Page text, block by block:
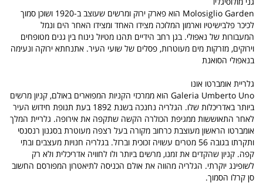
Molosiglio Garden הוא פארק ירוק ומרשים שעוצב ב-1920 ושוכן סמוך
לכיכר פלבישיטיו וארמון המלוכה מצידו האחד ומצידו האחר הים ונמל
המעבורות של נאפולי. בגן רחב הידיים תהנו מטיול נינוח בין גנים מטופחים
וירוקים, מזרקות מים מעוטרות, פסלים של שועי העיר. אתנחתא ירוקה ונעימה
בנאפולי הסואנת
גלריית אומברטו אונו
Galeria Umberto Uno הוא ממרכזי הקניות המפוארים באולם, קניון מרשים
ביותר באדריכלות שלו. הגלריה נחנכה בשנת 1892 בעת תנופת חידוש העיר
לאחר התאוששות ממגיפת הכולרה הקשה שתקפה את אירופה. גלריית המלך
אומברטו הראשון מעוצבת כרחוב מקורה בעל רצפה מעוטרת בסגנון רנסנסי
ותקרתו בגובה 56 מטרים עשויה זכוכית וברזל. בגלריה חנויות מעצבים ובתי
קפה. קניון שהקדים את זמנו, מרשים ביותר ולו לחוויה אדריכלית ולא רק
לשופינג יוקרתי. הגלריה מהווה את אולם הכניסה לתיאטרון המפורסם החשוב
סן קרלו הסמוך.